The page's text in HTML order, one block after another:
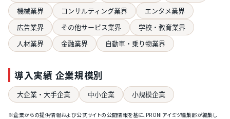
機械業界
コンサルティング業界
エンタメ業界
広告業界
その他サービス業界
学校・教育業界
人材業界
金融業界 自動車・乗り物業界
導入実績 企業規模別
大企業・大手企業 中小企業 小規模企業
※企業からの提供情報および公式サイトの公開情報を基に、PRONIアイミツ編集部が編集し